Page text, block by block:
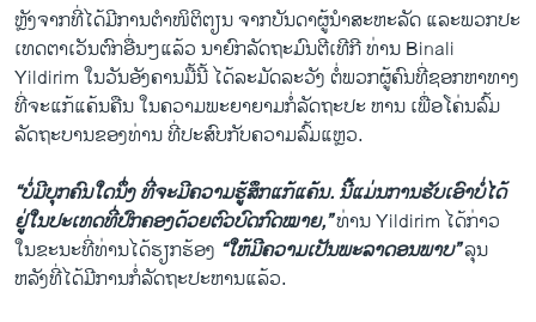
ລາຍການກະຈາຍສຽງ
ລາຍງານ
ຕິດຕາມພວກເຮົາ ທີ່
ພາສາຕ່າງໆ
ຫຼັງ​ຈາກ​ທີ່​ໄດ້​ມີ​ການ​ຕຳ​ໜິຕິຕຽນ ຈາກບັນດາຜູ້ນຳ​ສະຫະລັດ ​ແລະ​ພວກ​ປະ​
ເທດ​ຕາ​ເວັນ​ຕົກ​ອື່ນໆ​ແລ້ວ ນາຍົກລັດຖະມົນຕີ​ເທີ​ກີ ທ່ານ Binali
Yildirim ​ໃນ​ວັນ​ອັງຄານມື້ນີ້ ​ໄດ້​ລະມັດ​ລະວັງ ຕໍ່​ພວກ​ຜູ້​ຄົນ​ທີ່​ຊອກ​ຫາ​ທາງ​
ທີ່​ຈະ​ແກ້​ແຄ້ນ​ຄືນ ​ໃນຄວາມ​ພະຍາຍາມ​ກໍ່​ລັດຖະປະ ຫານ ເພື່ອ​ໂຄ່ນ​ລົ້ມ​
ລັດຖະບານ​ຂອງ​ທ່ານ ທີ່ປະສົບ​ກັບ​ຄວາມ​ລົ້ມ​ແຫຼວ​.
“ບໍ່​ມີ​ບຸກຄົນ​ໃດ​ນຶ່ງ ທີ່​ຈະ​ມີ​ຄວາມ​ຮູ້ສຶກ​ແກ້​ແຄ້ນ. ນີ້​ແມ່ນ​ການ​ຮັບ​ເອົາ​ບໍ່​ໄດ້
ຢູ່​ໃນ​ປະ​ເທດທີ່​ປົກຄອງ​ດ້ວຍ​ຕົວ​ບົດ​ກົດໝາຍ,”ທ່ານ Yildirim ​ໄດ້​ກ່າວ ​
ໃນ​ຂະນະ​ທີ່​ທ່ານໄດ້​ຮຽກຮ້ອງ​ “ໃຫ້​ມີ​ຄວາ​ມເ​ປັນພະລາ​ດອນພາບ”ລຸນ​
ຫລັງ​ທີ່​ໄດ້​ມີ​ການກໍ່​ລັດຖະປະຫານ​ແລ້ວ.